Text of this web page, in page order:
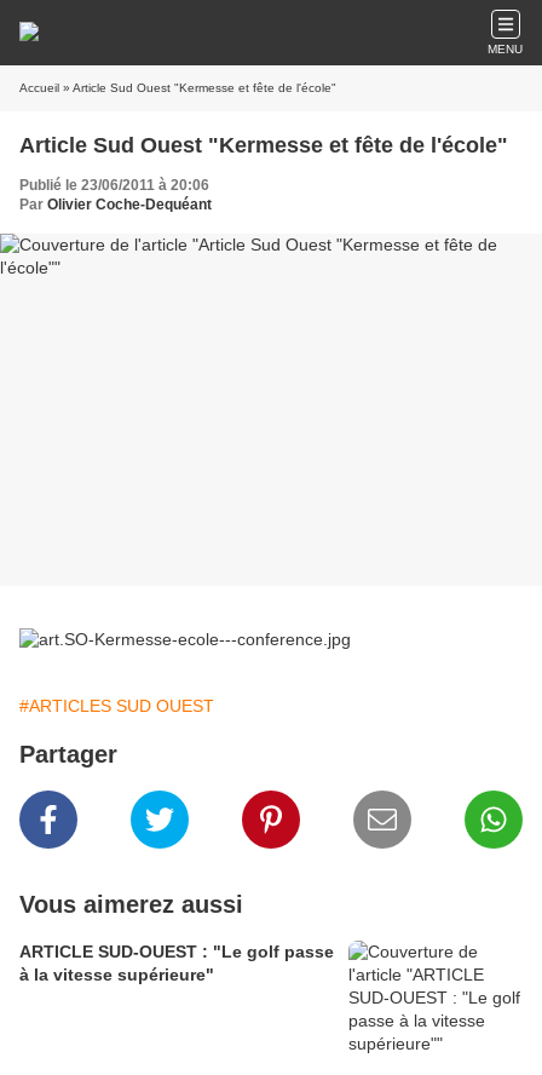
MENU
Accueil » Article Sud Ouest "Kermesse et fête de l'école"
Article Sud Ouest "Kermesse et fête de l'école"
Publié le 23/06/2011 à 20:06
Par Olivier Coche-Dequéant
#ARTICLES SUD OUEST
Partager
Vous aimerez aussi
ARTICLE SUD-OUEST : "Le golf passe
à la vitesse supérieure"